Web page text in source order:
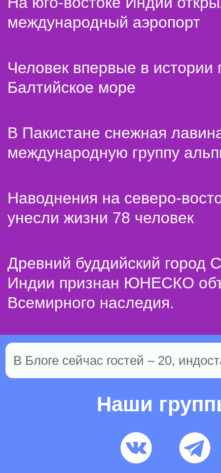
международный аэропорт
Человек впервые в истории
Балтийское море
В Пакистане снежная
международную группу
Наводнения на северо-
унесли жизни 78 человек
Древний буддийский город
Индии признан ЮНЕСКО
Всемирного наследия.
В Блоге сейчас гостей – 20,
Наши